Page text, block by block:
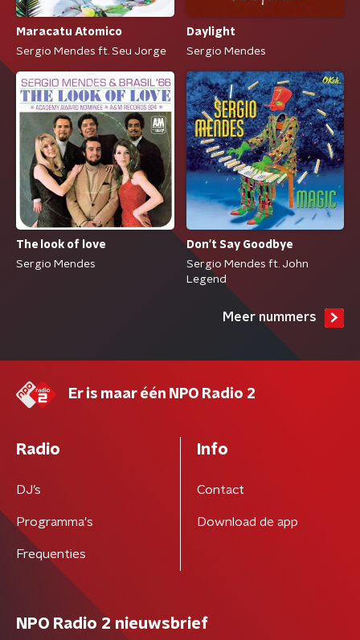
Maracatu Atomico
Sergio Mendes ft. Seu Jorge
Daylight
Sergio Mendes
The look of love
Sergio Mendes
Don't Say Goodbye
Sergio Mendes ft. John
Legend
Meer nummers
Er is maar één NPO Radio 2
Radio
DJ’s
Programma's
Frequenties
Info
Contact
Download de app
NPO Radio 2 nieuwsbrief